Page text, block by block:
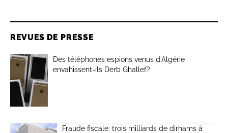
REVUES DE PRESSE
Des téléphones espions venus d’Algérie
envahissent-ils Derb Ghallef?
Fraude fiscale: trois milliards de dirhams à